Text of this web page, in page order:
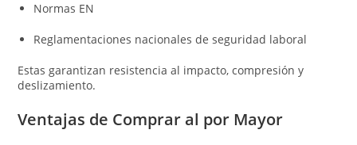
Normas EN
Reglamentaciones nacionales de seguridad laboral
Estas garantizan resistencia al impacto, compresión y
deslizamiento.
Ventajas de Comprar al por Mayor